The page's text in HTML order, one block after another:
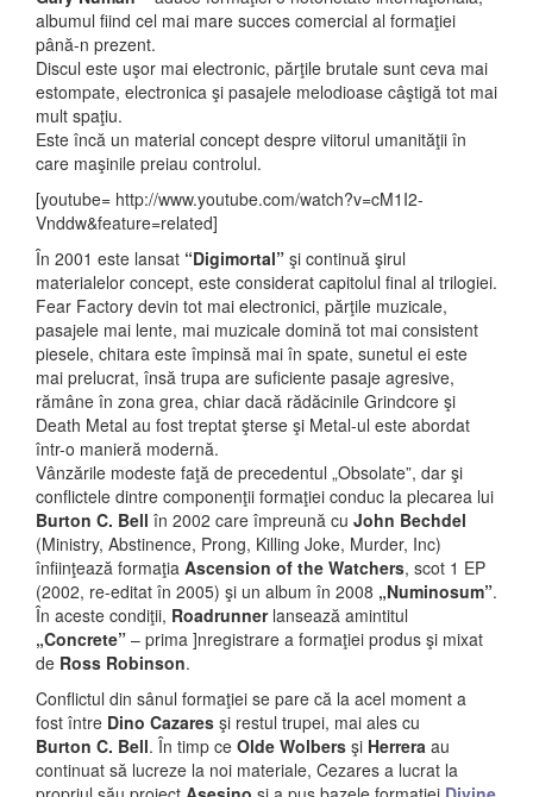
albumul fiind cel mai mare succes comercial al formaţiei
până-n prezent.
Discul este uşor mai electronic, părţile brutale sunt ceva mai
estompate, electronica şi pasajele melodioase câştigă tot mai
mult spaţiu.
Este încă un material concept despre viitorul umanităţii în
care maşinile preiau controlul.
[youtube= http://www.youtube.com/watch?v=cM1I2-
Vnddw&feature=related]
În 2001 este lansat “Digimortal” şi continuă şirul
materialelor concept, este considerat capitolul final al trilogiei.
Fear Factory devin tot mai electronici, părţile muzicale,
pasajele mai lente, mai muzicale domină tot mai consistent
piesele, chitara este împinsă mai în spate, sunetul ei este
mai prelucrat, însă trupa are suficiente pasaje agresive,
rămâne în zona grea, chiar dacă rădăcinile Grindcore şi
Death Metal au fost treptat şterse şi Metal-ul este abordat
într-o manieră modernă.
Vânzările modeste faţă de precedentul „Obsolate”, dar şi
conflictele dintre componenţii formaţiei conduc la plecarea lui
Burton C. Bell în 2002 care împreună cu John Bechdel
(Ministry, Abstinence, Prong, Killing Joke, Murder, Inc)
înfiinţează formaţia Ascension of the Watchers, scot 1 EP
(2002, re-editat în 2005) şi un album în 2008 „Numinosum”.
În aceste condiţii, Roadrunnerlansează amintitul
„Concrete” – prima ]nregistrare a formaţiei produs şi mixat
de Ross Robinson.
Conflictul din sânul formaţiei se pare că la acel moment a
fost între Dino Cazares şi restul trupei, mai ales cu
Burton C. Bell. În timp ce Olde Wolbers şi Herrera au
continuat să lucreze la noi materiale, Cezares a lucrat la